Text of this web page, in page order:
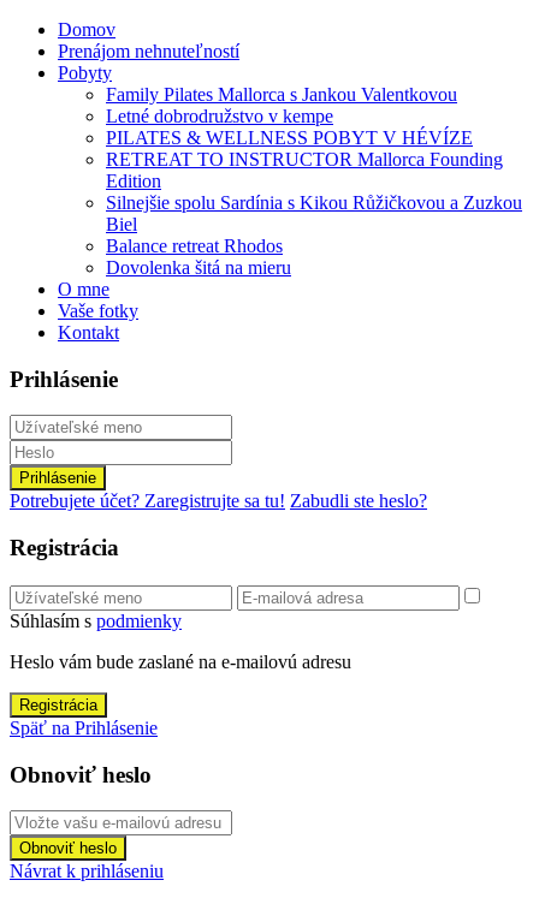
Domov
Prenájom nehnuteľností
Pobyty
Family Pilates Mallorca s Jankou Valentkovou
Letné dobrodružstvo v kempe
PILATES & WELLNESS POBYT V HÉVÍZE
RETREAT TO INSTRUCTOR Mallorca Founding
Edition
Silnejšie spolu Sardínia s Kikou Růžičkovou a Zuzkou
Biel
Balance retreat Rhodos
Dovolenka šitá na mieru
O mne
Vaše fotky
Kontakt
Prihlásenie
Prihlásenie
Potrebujete účet? Zaregistrujte sa tu! Zabudli ste heslo?
Registrácia
Súhlasím s podmienky
Heslo vám bude zaslané na e-mailovú adresu
Registrácia
Späť na Prihlásenie
Obnoviť heslo
Obnoviť heslo
Návrat k prihláseniu